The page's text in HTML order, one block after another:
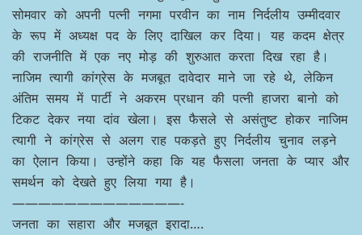
सोमवार को अपनी पत्नी नगमा परवीन का नाम निर्दलीय उम्मीदवार
के रूप में अध्यक्ष पद के लिए दाखिल कर दिया। यह कदम क्षेत्र
की राजनीति में एक नए मोड़ की शुरुआत करता दिख रहा है।
नाजिम त्यागी कांग्रेस के मजबूत दावेदार माने जा रहे थे, लेकिन
अंतिम समय में पार्टी ने अकरम प्रधान की पत्नी हाजरा बानो को
टिकट देकर नया दांव खेला। इस फैसले से असंतुष्ट होकर नाजिम
त्यागी ने कांग्रेस से अलग राह पकड़ते हुए निर्दलीय चुनाव लड़ने
का ऐलान किया। उन्होंने कहा कि यह फैसला जनता के प्यार और
समर्थन को देखते हुए लिया गया है।
—————————————-
जनता का सहारा और मजबूत इरादा….